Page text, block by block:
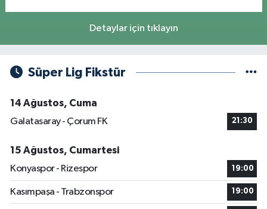
Detaylar için tıklayın
Süper Lig Fikstür
14 Ağustos, Cuma
Galatasaray - Çorum FK
21:30
15 Ağustos, Cumartesi
Konyaspor - Rizespor
19:00
Kasımpaşa - Trabzonspor 19:00